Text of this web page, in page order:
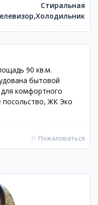
Стиральная
90 кв.м.
бытовой
комфортного
посольство, ЖК Эко
⚐ Пожаловаться